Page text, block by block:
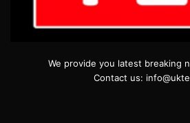
We provide you latest breaking
Contact us: